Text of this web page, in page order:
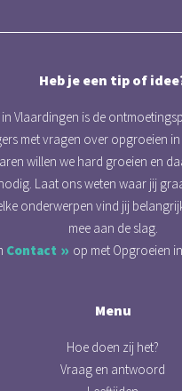
Heb je een tip of
Vlaardingen is de
met vragen over opgroeien in
willen we hard groeien en
Laat ons weten waar jij
onderwerpen vind jij
mee aan de slag.
Contact op met Opgroeien
Menu
Hoe doen zij het?
Vraag en antwoord